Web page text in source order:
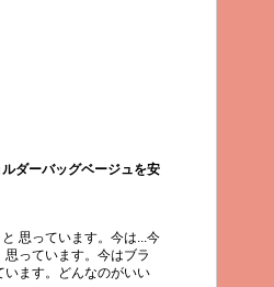
ダーバッグベージュを安
思っています。今は...今
っています。今はブラ
ます。どんなのがいい